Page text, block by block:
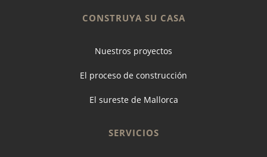
CONSTRUYA SU CASA
Nuestros proyectos
El proceso de construcción
El sureste de Mallorca
SERVICIOS